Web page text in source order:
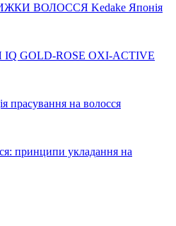
ВОЛОССЯ Kedake Японія
GOLD-ROSE OXI-ACTIVE
прасування на волосся
принципи укладання на